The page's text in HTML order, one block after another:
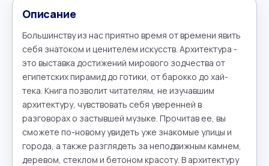
Описание
Большинству из нас приятно время от времени явить
себя знатоком и ценителем искусств. Архитектура -
это выставка достижений мирового зодчества от
египетских пирамид до готики, от барокко до хай-
тека. Книга позволит читателям, не изучавшим
архитектуру, чувствовать себя уверенней в
разговорах о застывшей музыке. Прочитав ее, вы
сможете по-новому увидеть уже знакомые улицы и
города, а также разглядеть за неподвижным камнем,
деревом, стеклом и бетоном красоту. В архитектуру